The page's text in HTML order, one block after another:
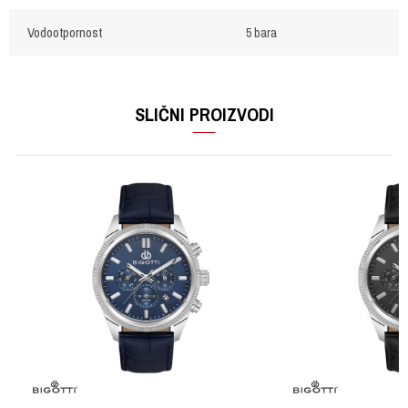
Vodootpornost 5 bara
SLIČNI PROIZVODI